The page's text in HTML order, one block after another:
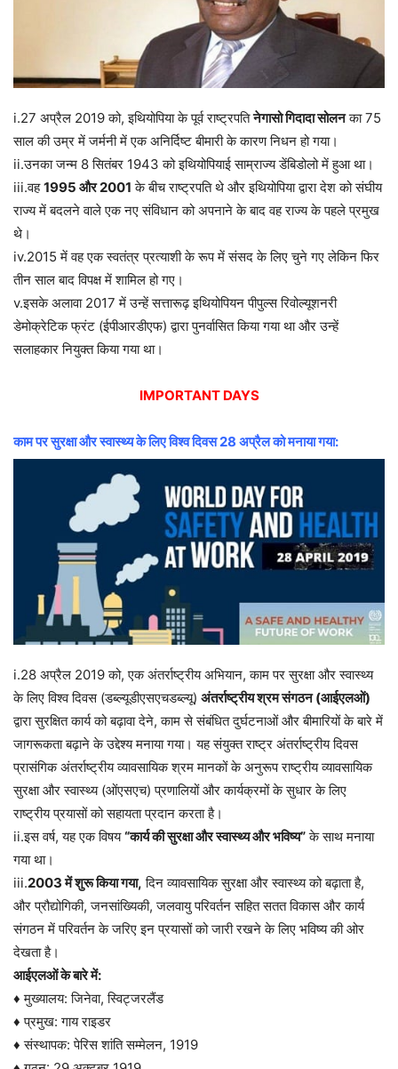
i.27 अप्रैल 2019 को, इथियोपिया के पूर्व राष्ट्रपतिनेगासो गिदादा सोलनका 75
साल की उम्र में जर्मनी में एक अनिर्दिष्ट बीमारी के कारण निधन हो गया।
ii.उनका जन्म 8 सितंबर 1943 को इथियोपियाई साम्राज्य डेंबिडोलो में हुआ था।
iii.वह1995 और 2001 के बीच राष्ट्रपति थे और इथियोपिया द्वारा देश को संघीय
राज्य में बदलने वाले एक नए संविधान को अपनाने के बाद वह राज्य के पहले प्रमुख
थे।
iv.2015 में वह एक स्वतंत्र प्रत्याशी के रूप में संसद के लिए चुने गए लेकिन फिर
तीन साल बाद विपक्ष में शामिल हो गए।
v.इसके अलावा 2017 में उन्हें सत्तारूढ़ इथियोपियन पीपुल्स रिवोल्यूशनरी
डेमोक्रेटिक फ्रंट (ईपीआरडीएफ) द्वारा पुनर्वासित किया गया था और उन्हें
सलाहकार नियुक्त किया गया था।
IMPORTANT DAYS
काम पर सुरक्षा और स्वास्थ्य के लिए विश्व दिवस 28 अप्रैल को मनाया गया:
i.28 अप्रैल 2019 को, एक अंतर्राष्ट्रीय अभियान, काम पर सुरक्षा और स्वास्थ्य
के लिए विश्व दिवस (डब्ल्यूडीएसएचडब्ल्यू) अंतर्राष्ट्रीय श्रम संगठन (आईएलओं)
द्वारा सुरक्षित कार्य को बढ़ावा देने, काम से संबंधित दुर्घटनाओं और बीमारियों के बारे में
जागरूकता बढ़ाने के उद्देश्य मनाया गया। यह संयुक्त राष्ट्र अंतर्राष्ट्रीय दिवस
प्रासंगिक अंतर्राष्ट्रीय व्यावसायिक श्रम मानकों के अनुरूप राष्ट्रीय व्यावसायिक
सुरक्षा और स्वास्थ्य (ओंएसएच) प्रणालियों और कार्यक्रमों के सुधार के लिए
राष्ट्रीय प्रयासों को सहायता प्रदान करता है।
ii.इस वर्ष, यह एक विषय“कार्य की सुरक्षा और स्वास्थ्य और भविष्य”के साथ मनाया
गया था।
iii.2003 में शुरू किया गया, दिन व्यावसायिक सुरक्षा और स्वास्थ्य को बढ़ाता है,
और प्रौद्योगिकी, जनसांख्यिकी, जलवायु परिवर्तन सहित सतत विकास और कार्य
संगठन में परिवर्तन के जरिए इन प्रयासों को जारी रखने के लिए भविष्य की ओर
देखता है।
आईएलओं के बारे में:
♦ मुख्यालय: जिनेवा, स्विट्जरलैंड
♦ प्रमुख: गाय राइडर
♦ संस्थापक: पेरिस शांति सम्मेलन, 1919